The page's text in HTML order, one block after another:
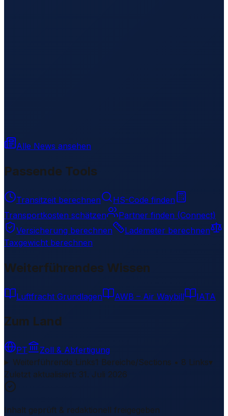
Alle News ansehen
Passende Tools
Transitzeit berechnen
HS-Code finden
Transportkosten schätzen
Partner finden (Connect)
Versicherung berechnen
Lademeter berechnen
Taxgewicht berechnen
Weiterführendes Wissen
Luftfracht Grundlagen AWB – Air Waybill IATA
Zum Land
PT
Zoll & Abfertigung
Weiterführende Links1 Bereiche/Sections • 8 Links▾
Zuletzt aktualisiert: 31. Juli 2026
Inhalt geprüft & redaktionell freigegeben